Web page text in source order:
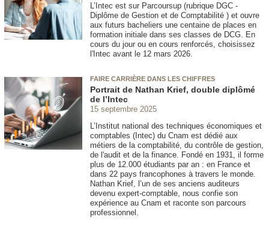
L’Intec est sur Parcoursup (rubrique DGC -
Diplôme de Gestion et de Comptabilité ) et ouvre
aux futurs bacheliers une centaine de places en
formation initiale dans ses classes de DCG. En
cours du jour ou en cours renforcés, choisissez
l'Intec avant le 12 mars 2026.
FAIRE CARRIÈRE DANS LES CHIFFRES
Portrait de Nathan Krief, double diplômé
de l’Intec
15 septembre 2025
L’Institut national des techniques économiques et
comptables (Intec) du Cnam est dédié aux
métiers de la comptabilité, du contrôle de gestion,
de l'audit et de la finance. Fondé en 1931, il forme
plus de 12.000 étudiants par an : en France et
dans 22 pays francophones à travers le monde.
Nathan Krief, l’un de ses anciens auditeurs
devenu expert-comptable, nous confie son
expérience au Cnam et raconte son parcours
professionnel.